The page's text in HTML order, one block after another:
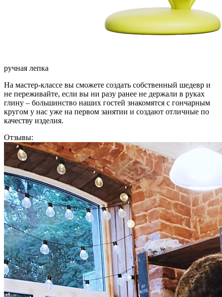
ручная лепка
На мастер-классе вы сможете создать собственный шедевр и
не переживайте, если вы ни разу ранее не держали в руках
глину – большинство наших гостей знакомятся с гончарным
кругом у нас уже на первом занятии и создают отличные по
качеству изделия.
Отзывы: